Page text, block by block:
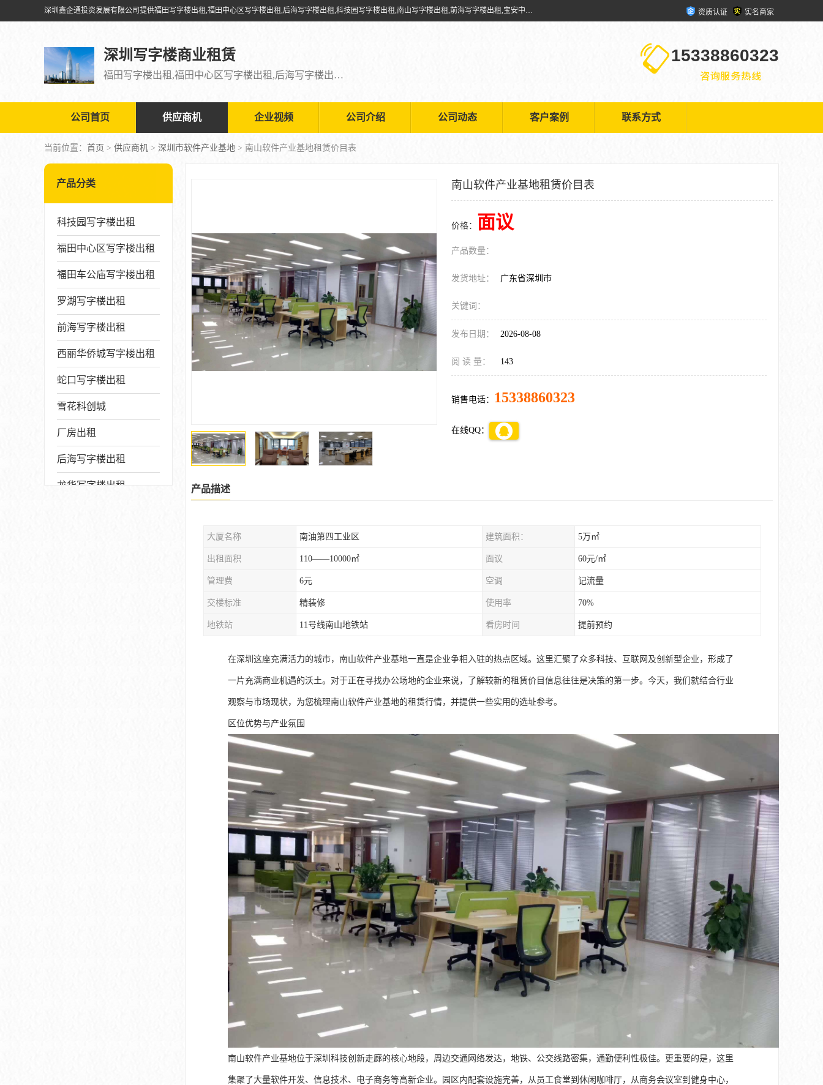
深圳鑫企通投资发展有限公司提供福田写字楼出租,福田中心区写字楼出租,后海写字楼出租,科技园写字楼出租,南山写字楼出租,前海写字楼出租,宝安中心写字楼出租,车公庙写字楼出租,深圳写字楼出租，欢迎有需要的朋友前来咨询。 资质认证 实名商家
深圳写字楼商业租赁
福田写字楼出租,福田中心区写字楼出租,后海写字楼出租,科技园写字楼出租,南山写字楼出租,前海写字楼出租,宝安中心写字楼出租
15338860323
公司首页 供应商机 企业视频 公司介绍 公司动态 客户案例 联系方式
当前位置： 首页 > 供应商机 > 深圳市软件产业基地 > 南山软件产业基地租赁价目表
产品分类
科技园写字楼出租
福田中心区写字楼出租
福田车公庙写字楼出租
罗湖写字楼出租
前海写字楼出租
西丽华侨城写字楼出租
蛇口写字楼出租
雪花科创城
厂房出租
后海写字楼出租
龙华写字楼出租
南山软件产业基地租赁价目表
价格： 面议
产品数量：
发货地址： 广东省深圳市
关键词：
发布日期： 2026-08-08
阅 读 量： 143
销售电话： 15338860323
在线QQ：
产品描述
大厦名称 南油第四工业区 建筑面积： 5万㎡
出租面积 110——10000㎡ 面议 60元/㎡
管理费 6元 空调 记流量
交楼标准 精装修 使用率 70%
地铁站 11号线南山地铁站 看房时间 提前预约
在深圳这座充满活力的城市，南山软件产业基地一直是企业争相入驻的热点区域。这里汇聚了众多科技、互联网及创新型企业，形成了
一片充满商业机遇的沃土。对于正在寻找办公场地的企业来说，了解较新的租赁价目信息往往是决策的第一步。今天，我们就结合行业
观察与市场现状，为您梳理南山软件产业基地的租赁行情，并提供一些实用的选址参考。
区位优势与产业氛围
南山软件产业基地位于深圳科技创新走廊的核心地段，周边交通网络发达，地铁、公交线路密集，通勤便利性极佳。更重要的是，这里
集聚了大量软件开发、信息技术、电子商务等高新企业。园区内配套设施完善，从员工食堂到休闲咖啡厅，从商务会议室到健身中心，